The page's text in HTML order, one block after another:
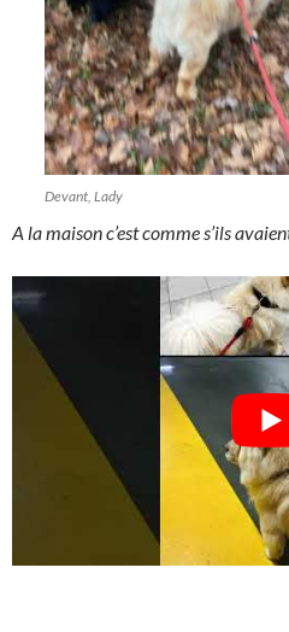
Devant, Lady
A la maison c’est comme s’ils